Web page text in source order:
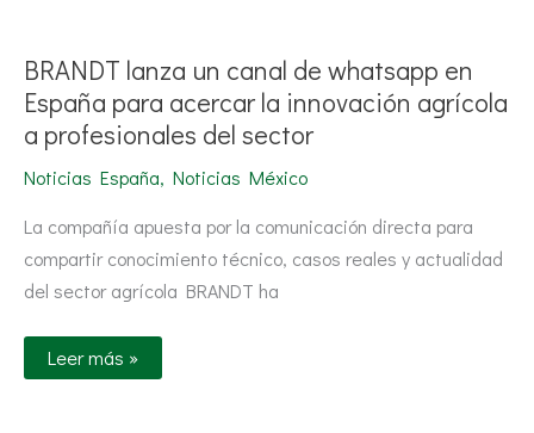
BRANDT lanza un canal de whatsapp en
España para acercar la innovación agrícola
a profesionales del sector
Noticias España, Noticias México
La compañía apuesta por la comunicación directa para
compartir conocimiento técnico, casos reales y actualidad
del sector agrícola BRANDT ha
canal
de
whatsapp
en
España
para
acercar
la
agrícola
profesionales
del
sector
Leer más »